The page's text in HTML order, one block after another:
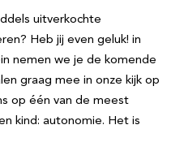
uitverkochte
Heb jij even geluk! in
nemen we je de komende
graag mee in onze kijk op
op één van de meest
kind: autonomie. Het is